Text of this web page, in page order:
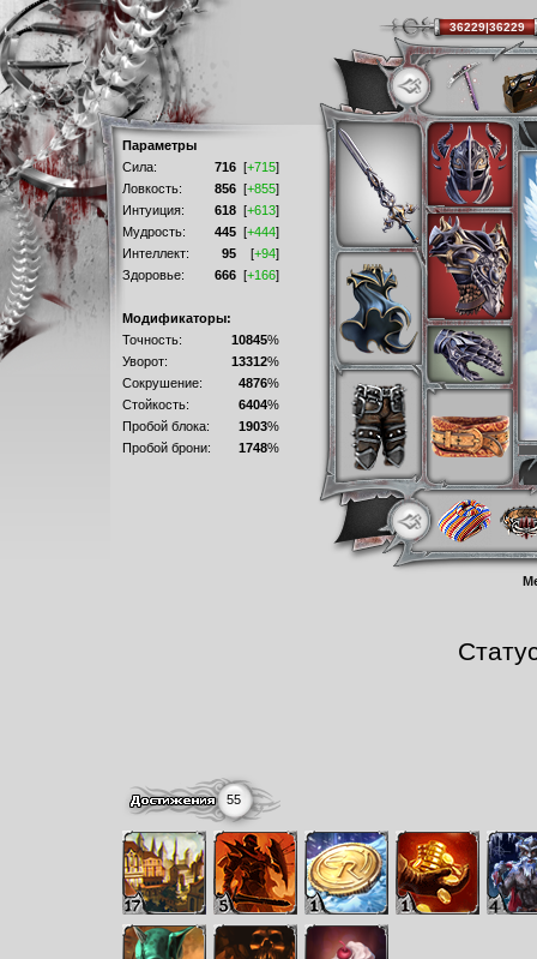
Параметры
Сила:
716 [+715]
Ловкость:
856 [+855]
Интуиция:
618 [+613]
Мудрость:
445 [+444]
Интеллект:
95 [+94]
Здоровье:
666 [+166]
Модификаторы:
Точность:
10845%
Уворот:
13312%
Сокрушение:
4876%
Стойкость:
6404%
Пробой блока:
1903%
Пробой брони:
1748%
55
36229|36229